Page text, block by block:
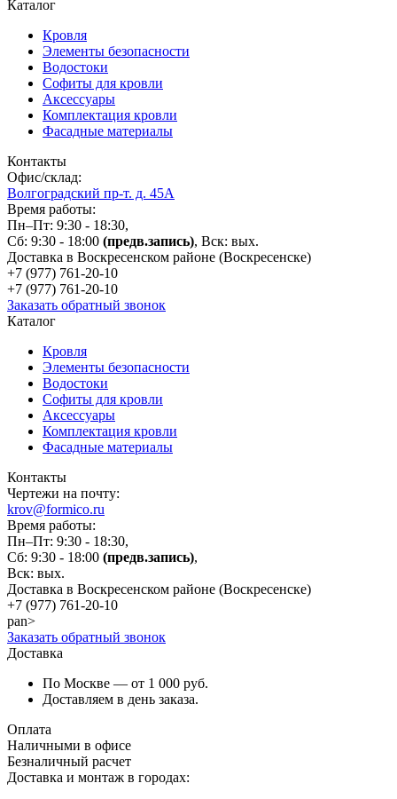
Каталог
Кровля
Элементы безопасности
Водостоки
Софиты для кровли
Аксессуары
Комплектация кровли
Фасадные материалы
Контакты
Офис/склад:
Волгоградский пр-т. д. 45А
Время работы:
Пн–Пт: 9:30 - 18:30,
Сб: 9:30 - 18:00 (предв.запись), Вск: вых.
Доставка в Воскресенском районе (Воскресенске)
+7 (977) 761-20-10
+7 (977) 761-20-10
Заказать обратный звонок
Каталог
Кровля
Элементы безопасности
Водостоки
Софиты для кровли
Аксессуары
Комплектация кровли
Фасадные материалы
Контакты
Чертежи на почту:
krov@formico.ru
Время работы:
Пн–Пт: 9:30 - 18:30,
Сб: 9:30 - 18:00 (предв.запись),
Вск: вых.
Доставка в Воскресенском районе (Воскресенске)
+7 (977) 761-20-10
pan>
Заказать обратный звонок
Доставка
По Москве — от 1 000 руб.
Доставляем в день заказа.
Оплата
Наличными в офисе
Безналичный расчет
Доставка и монтаж в городах: